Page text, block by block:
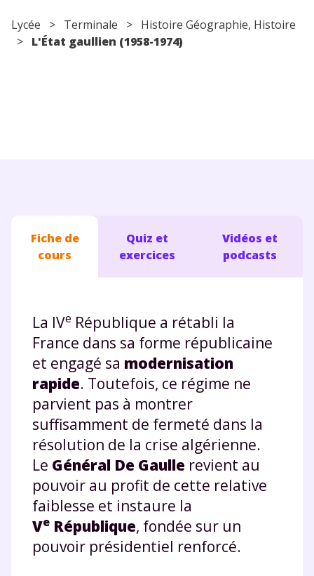
Lycée > Terminale > Histoire Géographie, Histoire
> L'État gaullien (1958-1974)
Fiche de
cours
Quiz et
exercices
Vidéos et
podcasts
La IVe République a rétabli la
France dans sa forme républicaine
et engagé sa modernisation
rapide. Toutefois, ce régime ne
parvient pas à montrer
suffisamment de fermeté dans la
résolution de la crise algérienne.
Le Général De Gaulle revient au
pouvoir au profit de cette relative
faiblesse et instaure la
Ve République, fondée sur un
pouvoir présidentiel renforcé.